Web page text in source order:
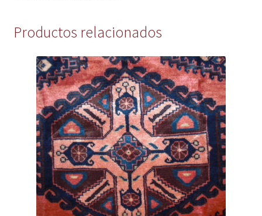
Productos relacionados